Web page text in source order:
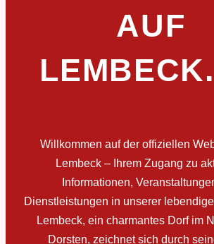
AUF
Willkommen auf der offiziellen
Lembeck – Ihrem Zugang zu
Informationen,
Dienstleistungen in unserer
Lembeck, ein charmantes Dorf im
Dorsten, zeichnet sich durch